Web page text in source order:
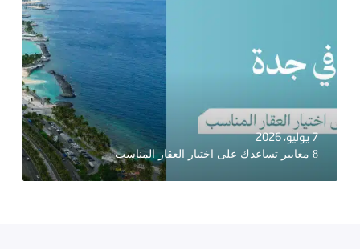
7 يوليو، 2026
8 معايير تساعدك على اختيار العقار المناسب